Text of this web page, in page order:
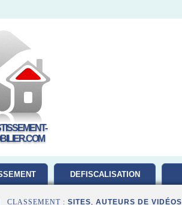
DEFISCALISATION
CLASSEMENT : SITES, AUTEURS DE VIDÉOS